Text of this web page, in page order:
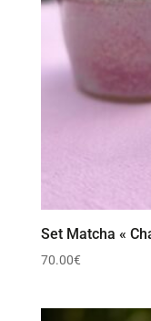
Set Matcha «
70.00€